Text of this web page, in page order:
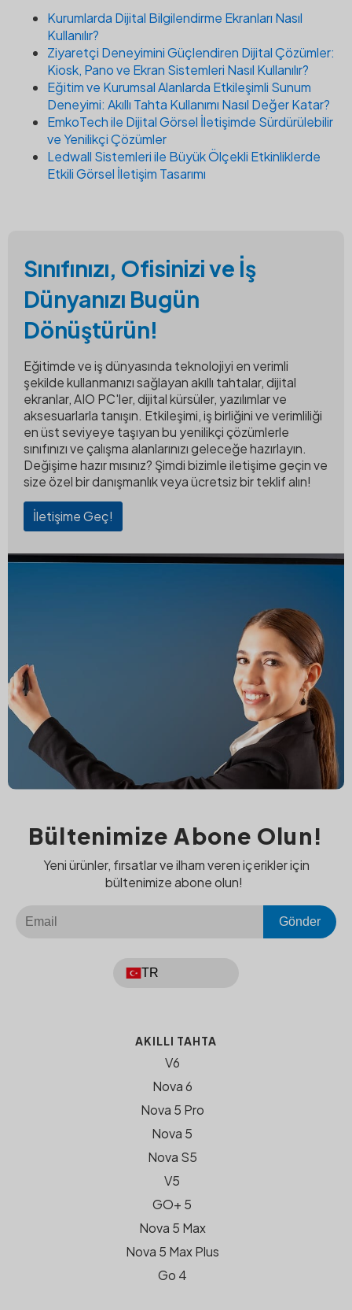
Kurumlarda Dijital Bilgilendirme Ekranları Nasıl
Kullanılır?
Ziyaretçi Deneyimini Güçlendiren Dijital Çözümler:
Kiosk, Pano ve Ekran Sistemleri Nasıl Kullanılır?
Eğitim ve Kurumsal Alanlarda Etkileşimli Sunum
Deneyimi: Akıllı Tahta Kullanımı Nasıl Değer Katar?
EmkoTech ile Dijital Görsel İletişimde Sürdürülebilir
ve Yenilikçi Çözümler
Ledwall Sistemleri ile Büyük Ölçekli Etkinliklerde
Etkili Görsel İletişim Tasarımı
Sınıfınızı, Ofisinizi ve İş
Dünyanızı Bugün
Dönüştürün!
Eğitimde ve iş dünyasında teknolojiyi en verimli
şekilde kullanmanızı sağlayan akıllı tahtalar, dijital
ekranlar, AIO PC'ler, dijital kürsüler, yazılımlar ve
aksesuarlarla tanışın. Etkileşimi, iş birliğini ve verimliliği
en üst seviyeye taşıyan bu yenilikçi çözümlerle
sınıfınızı ve çalışma alanlarınızı geleceğe hazırlayın.
Değişime hazır mısınız? Şimdi bizimle iletişime geçin ve
size özel bir danışmanlık veya ücretsiz bir teklif alın!
İletişime Geç!
Bültenimize Abone Olun!
Yeni ürünler, fırsatlar ve ilham veren içerikler için
bültenimize abone olun!
Gönder
TR
AKILLI TAHTA
V6
Nova 6
Nova 5 Pro
Nova 5
Nova S5
V5
GO+ 5
Nova 5 Max
Nova 5 Max Plus
Go 4